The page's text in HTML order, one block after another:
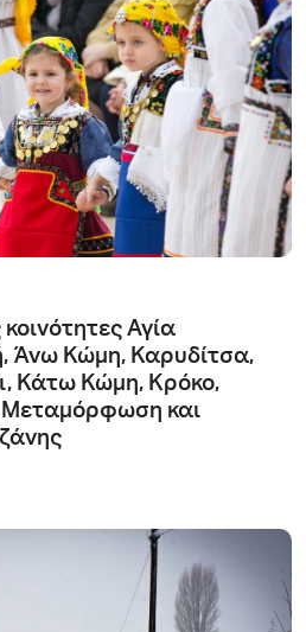
Αγία
Άνω Κώμη, Καρυδίτσα,
Κάτω Κώμη, Κρόκο,
Μεταμόρφωση και